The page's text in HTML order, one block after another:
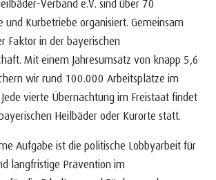
Verband e.V. sind über 70
und Kurbetriebe organisiert. Gemeinsam
Faktor in der bayerischen
Mit einem Jahresumsatz von knapp 5,6
wir rund 100.000 Arbeitsplätze im
vierte Übernachtung im Freistaat findet
Heilbäder oder Kurorte statt.
Aufgabe ist die politische Lobbyarbeit für
langfristige Prävention im